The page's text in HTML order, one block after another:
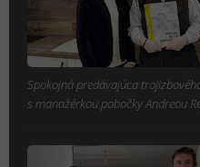
Spokojná predávajúca
s manažérkou pobočky Andreou